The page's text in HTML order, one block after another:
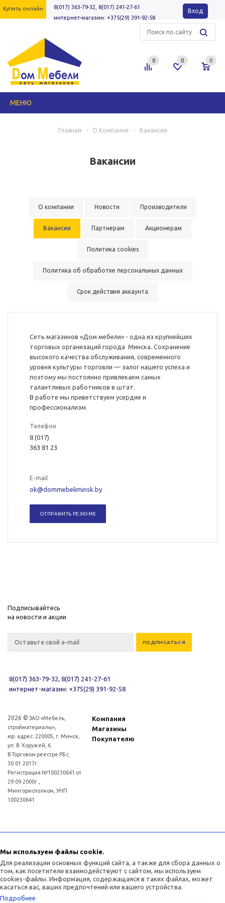
Купить онлайн Вход
8(017) 363-79-32, 8(017) 241-27-61
интернет-магазин: +375(29) 391-92-58
0 0 0
МЕНЮ
Главная - О Компании - Вакансии
Вакансии
О компании Новости Производители
Вакансии Партнерам Акционерам
Политика cookies
Политика об обработке персональных данных
Срок действия аккаунта
Сеть магазинов «Дом мебели» - одна из крупнейших
торговых организаций города Минска. Сохранение
высокого качества обслуживания, современного
уровня культуры торговли — залог нашего успеха и
поэтому мы постоянно привлекаем самых
талантливых работников в штат.
В работе мы приветствуем усердие и
профессионализм.
Телефон
8 (017)
363 81 23
E-mail
ok@dommebeliminsk.by
ОТПРАВИТЬ РЕЗЮМЕ
Подписывайтесь
на новости и акции
8(017) 363-79-32, 8(017) 241-27-61
интернет-магазин: +375(29) 391-92-58
2026 © ЗАО «Мебель,
стройматериалы»,
юр. адрес: 220005, г. Минск,
ул. В. Хоружей, 6.
В Торговом реестре РБ с
30.01.2017г.
Регистрация №100230641 от
29.09.2000г.,
Мингорисполком, УНП
100230641
Компания
Магазины
Покупателю
(017)3771393
Мы используем файлы cookie.
Для реализации основных функций сайта, а также для сбора данных о
том, как посетители взаимодействуют с сайтом, мы используем
cookies-файлы. Информация, содержащаяся в таких файлах, может
касаться вас, ваших предпочтений или вашего устройства.
Подробнее